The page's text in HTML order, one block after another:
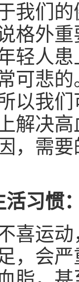
们的
格外
轻人
可悲
以我
解决
，需
习惯
运动
，会